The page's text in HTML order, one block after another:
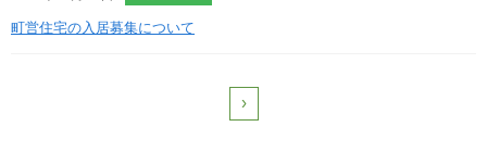
町営住宅の入居募集について
›